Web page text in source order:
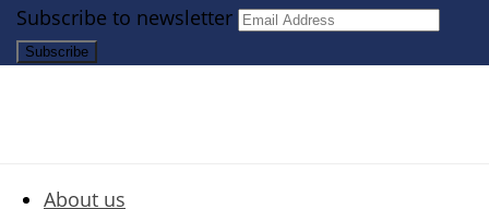
Subscribe to newsletter
About us